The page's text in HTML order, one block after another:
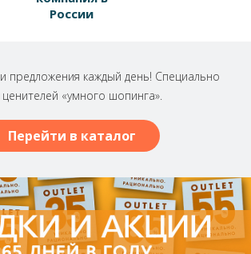
России
предложения каждый день! Специально
ценителей «умного шопинга».
Перейти в каталог